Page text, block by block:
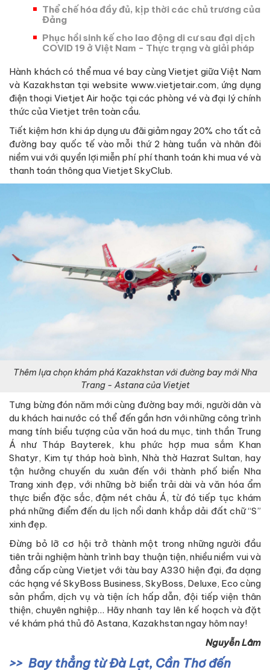
Thể chế hóa đầy đủ, kịp thời các chủ trương của
Đảng
Phục hồi sinh kế cho lao động di cư sau đại dịch
COVID 19 ở Việt Nam - Thực trạng và giải pháp
Hành khách có thể mua vé bay cùng Vietjet giữa Việt Nam
và Kazakhstan tại website www.vietjetair.com, ứng dụng
điện thoại Vietjet Air hoặc tại các phòng vé và đại lý chính
thức của Vietjet trên toàn cầu.
Tiết kiệm hơn khi áp dụng ưu đãi giảm ngay 20% cho tất cả
đường bay quốc tế vào mỗi thứ 2 hàng tuần và nhân đôi
niềm vui với quyền lợi miễn phí phí thanh toán khi mua vé và
thanh toán thông qua Vietjet SkyClub.
Thêm lựa chọn khám phá Kazakhstan với đường bay mới Nha
Trang - Astana của Vietjet
Tưng bừng đón năm mới cùng đường bay mới, người dân và
du khách hai nước có thể đến gần hơn với những công trình
mang tính biểu tượng của văn hoá du mục, tinh thần Trung
Á như Tháp Bayterek, khu phức hợp mua sắm Khan
Shatyr, Kim tự tháp hoà bình, Nhà thờ Hazrat Sultan, hay
tận hưởng chuyến du xuân đến với thành phố biển Nha
Trang xinh đẹp, với những bờ biển trải dài và văn hóa ẩm
thực biển đặc sắc, đậm nét châu Á, từ đó tiếp tục khám
phá những điểm đến du lịch nổi danh khắp dải đất chữ “S”
xinh đẹp.
Đừng bỏ lỡ cơ hội trở thành một trong những người đầu
tiên trải nghiệm hành trình bay thuận tiện, nhiều niềm vui và
đẳng cấp cùng Vietjet với tàu bay A330 hiện đại, đa dạng
các hạng vé SkyBoss Business, SkyBoss, Deluxe, Eco cùng
sản phẩm, dịch vụ và tiện ích hấp dẫn, đội tiếp viện thân
thiện, chuyên nghiệp… Hãy nhanh tay lên kế hoạch và đặt
vé khám phá thủ đô Astana, Kazakhstan ngay hôm nay!
Nguyễn Lâm
Bay thẳng từ Đà Lạt, Cần Thơ đến